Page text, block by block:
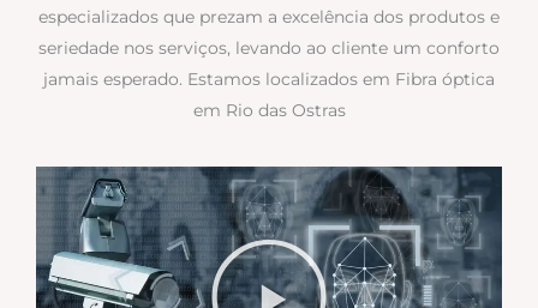
especializados que prezam a excelência dos produtos e
seriedade nos serviços, levando ao cliente um conforto
jamais esperado. Estamos localizados em Fibra óptica
em Rio das Ostras